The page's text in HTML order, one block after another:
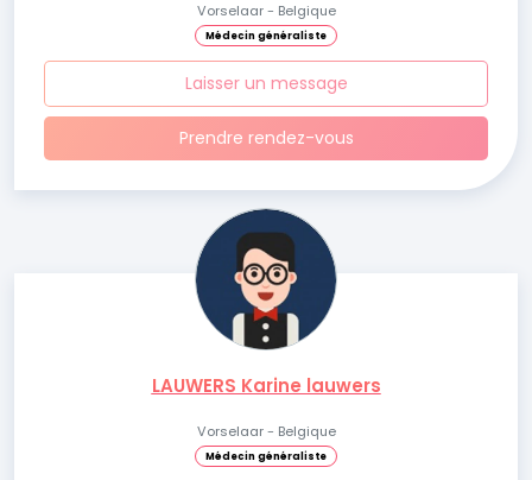
Vorselaar - Belgique
Médecin généraliste
Laisser un message
Prendre rendez-vous
LAUWERS Karine lauwers
Vorselaar - Belgique
Médecin généraliste